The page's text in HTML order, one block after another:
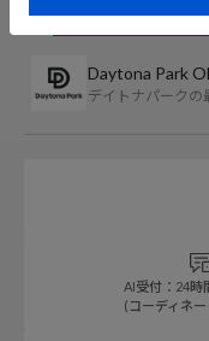
Daytona Park
デイトナパークの
AI受付：24時
(コーディネ